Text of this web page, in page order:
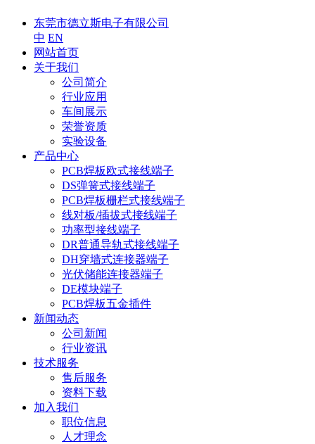
东莞市德立斯电子有限公司
中 EN
网站首页
关于我们
公司简介
行业应用
车间展示
荣誉资质
实验设备
产品中心
PCB焊板欧式接线端子
DS弹簧式接线端子
PCB焊板栅栏式接线端子
线对板/插拔式接线端子
功率型接线端子
DR普通导轨式接线端子
DH穿墙式连接器端子
光伏储能连接器端子
DE模块端子
PCB焊板五金插件
新闻动态
公司新闻
行业资讯
技术服务
售后服务
资料下载
加入我们
职位信息
人才理念